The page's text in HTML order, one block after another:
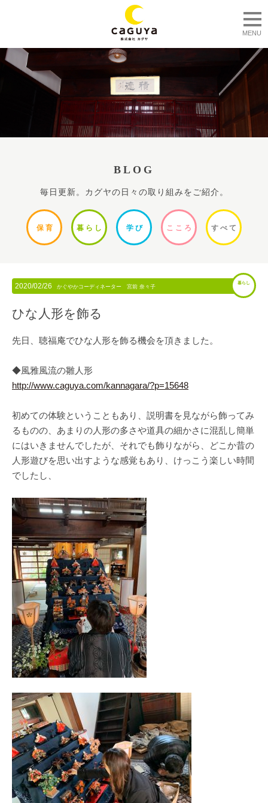
MENU
BLOG
毎日更新。カグヤの日々の取り組みをご紹介。
保 育 暮ら し 学 び ここ ろ すべて
2020/02/26 かぐやかコーディネーター 宮前 奈々子
暮らし
ひな人形を飾る
先日、聴福庵でひな人形を飾る機会を頂きました。
◆風雅風流の雛人形
http://www.caguya.com/kannagara/?p=15648
初めての体験ということもあり、説明書を見ながら飾ってみ
るものの、あまりの人形の多さや道具の細かさに混乱し簡単
にはいきませんでしたが、それでも飾りながら、どこか昔の
人形遊びを思い出すような感覚もあり、けっこう楽しい時間
でしたし、